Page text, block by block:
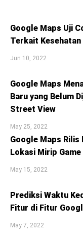
Google Maps Uji
Terkait Kesehatan
Jun 10, 2022
Google Maps
Baru yang Belum
Street View
May 25, 2022
Google Maps
Lokasi Mirip Game
May 15, 2022
Prediksi Waktu
Fitur di Fitur
May 7, 2022